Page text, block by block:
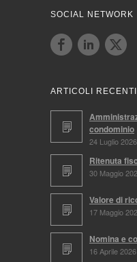
SOCIAL NETWORK
ARTICOLI RECENTI
condominio
24 Luglio 2026
Ritenuta
30 Maggio
Valore di
17 Maggio
Nomina e
16 Aprile 2026